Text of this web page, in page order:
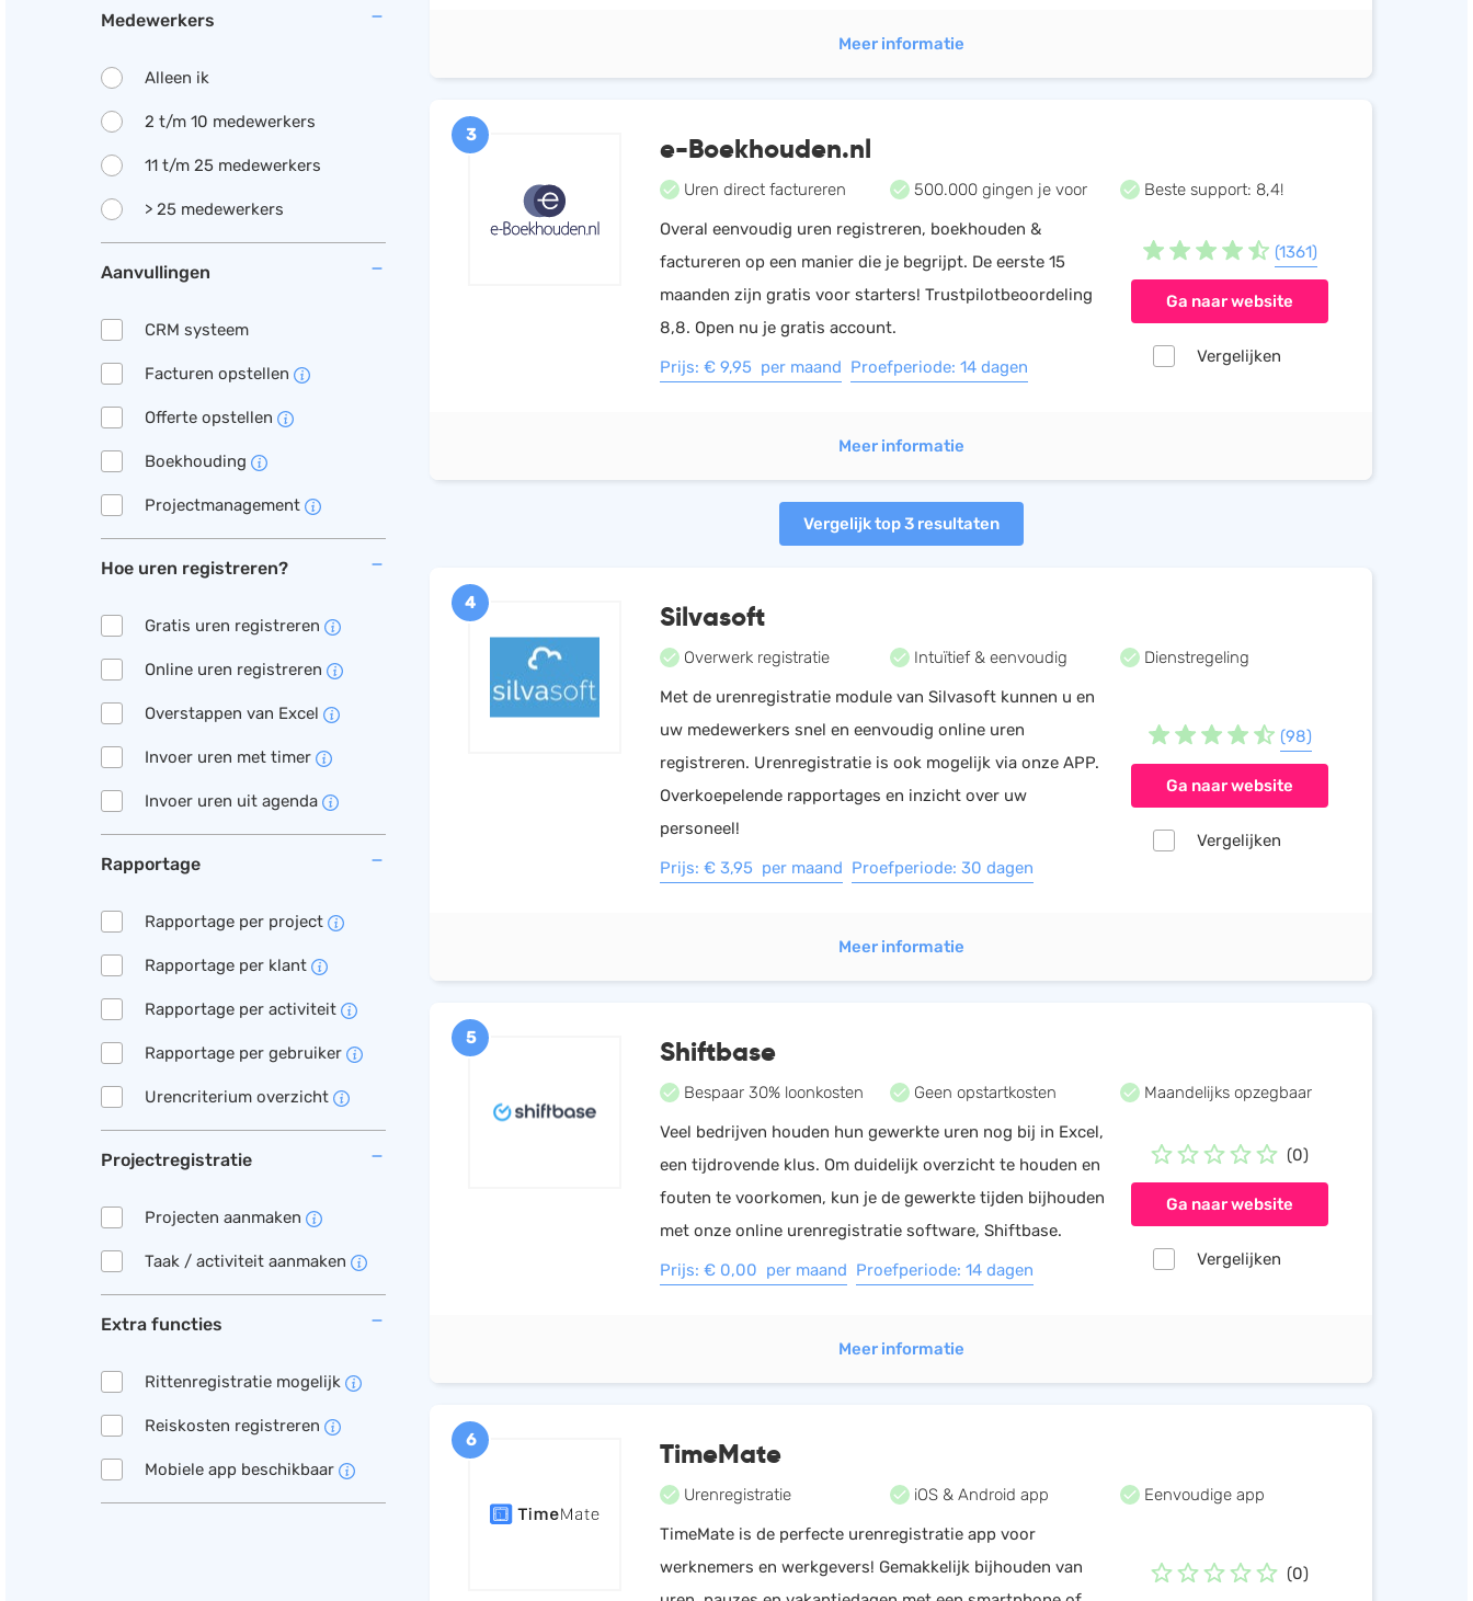
Meer informatie
3 e-Boekhouden.nl
Uren direct factureren 500.000 gingen je voor
Beste support: 8,4!
Overal eenvoudig uren registreren, boekhouden &
factureren op een manier die je begrijpt. De eerste 15
maanden zijn gratis voor starters! Trustpilotbeoordeling
8,8. Open nu je gratis account.
Prijs: € 9,95 per maand Proefperiode: 14 dagen
(1361)
Ga naar website
Vergelijken
Meer informatie
Vergelijk top 3 resultaten
4 Silvasoft
Overwerk registratie Intuïtief & eenvoudig
Dienstregeling
Met de urenregistratie module van Silvasoft kunnen u en
uw medewerkers snel en eenvoudig online uren
registreren. Urenregistratie is ook mogelijk via onze APP.
Overkoepelende rapportages en inzicht over uw
personeel!
Prijs: € 3,95 per maand Proefperiode: 30 dagen
(98)
Ga naar website
Vergelijken
Meer informatie
5 Shiftbase
Bespaar 30% loonkosten Geen opstartkosten
Maandelijks opzegbaar
Veel bedrijven houden hun gewerkte uren nog bij in Excel,
een tijdrovende klus. Om duidelijk overzicht te houden en
fouten te voorkomen, kun je de gewerkte tijden bijhouden
met onze online urenregistratie software, Shiftbase.
Prijs: € 0,00 per maand Proefperiode: 14 dagen
(0)
Ga naar website
Vergelijken
Meer informatie
6 TimeMate
Urenregistratie iOS & Android app
Eenvoudige app
TimeMate is de perfecte urenregistratie app voor
werknemers en werkgevers! Gemakkelijk bijhouden van
(0)
Medewerkers
Alleen ik
2 t/m 10 medewerkers
11 t/m 25 medewerkers
> 25 medewerkers
Aanvullingen
CRM systeem
Facturen opstellen
Offerte opstellen
Boekhouding
Projectmanagement
Hoe uren registreren?
Gratis uren registreren
Online uren registreren
Overstappen van Excel
Invoer uren met timer
Invoer uren uit agenda
Rapportage
Rapportage per project
Rapportage per klant
Rapportage per activiteit
Rapportage per gebruiker
Urencriterium overzicht
Projectregistratie
Projecten aanmaken
Taak / activiteit aanmaken
Extra functies
Rittenregistratie mogelijk
Reiskosten registreren
Mobiele app beschikbaar